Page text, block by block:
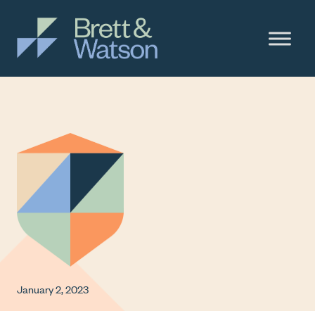
Main Navigation
January 2, 2023